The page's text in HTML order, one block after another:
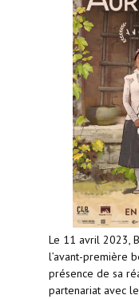
Le 11 avril 2023,
l’avant-première
présence de sa
partenariat avec le